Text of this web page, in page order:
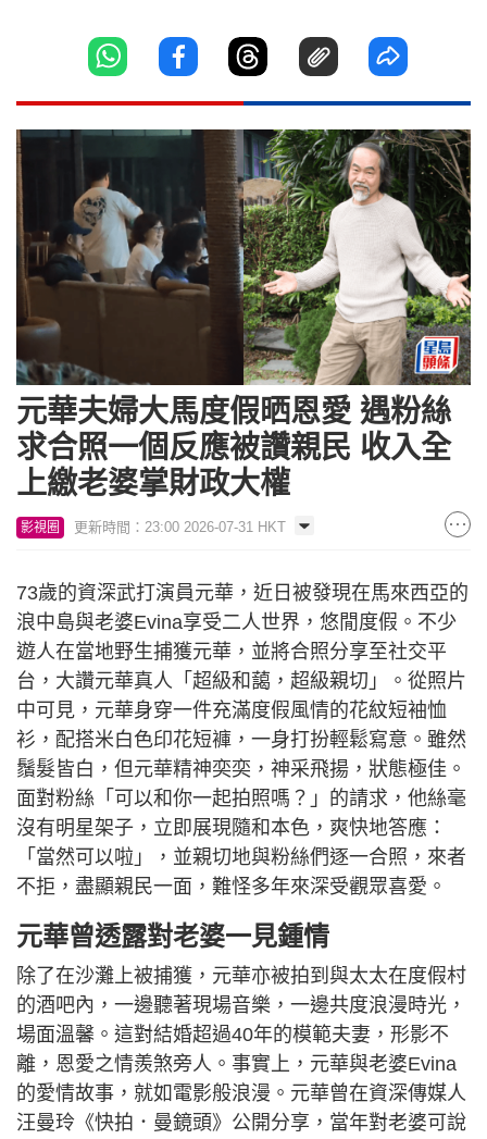
元華夫婦大馬度假晒恩愛 遇粉絲
求合照一個反應被讚親民 收入全
上繳老婆掌財政大權
影視圈 更新時間：23:00 2026-07-31 HKT
73歲的資深武打演員元華，近日被發現在馬來西亞的
浪中島與老婆Evina享受二人世界，悠閒度假。不少
遊人在當地野生捕獲元華，並將合照分享至社交平
台，大讚元華真人「超級和藹，超級親切」。從照片
中可見，元華身穿一件充滿度假風情的花紋短袖恤
衫，配搭米白色印花短褲，一身打扮輕鬆寫意。雖然
鬚髮皆白，但元華精神奕奕，神采飛揚，狀態極佳。
面對粉絲「可以和你一起拍照嗎？」的請求，他絲毫
沒有明星架子，立即展現隨和本色，爽快地答應：
「當然可以啦」，並親切地與粉絲們逐一合照，來者
不拒，盡顯親民一面，難怪多年來深受觀眾喜愛。
元華曾透露對老婆一見鍾情
除了在沙灘上被捕獲，元華亦被拍到與太太在度假村
的酒吧內，一邊聽著現場音樂，一邊共度浪漫時光，
場面溫馨。這對結婚超過40年的模範夫妻，形影不
離，恩愛之情羨煞旁人。事實上，元華與老婆Evina
的愛情故事，就如電影般浪漫。元華曾在資深傳媒人
汪曼玲《快拍．曼鏡頭》公開分享，當年對老婆可說